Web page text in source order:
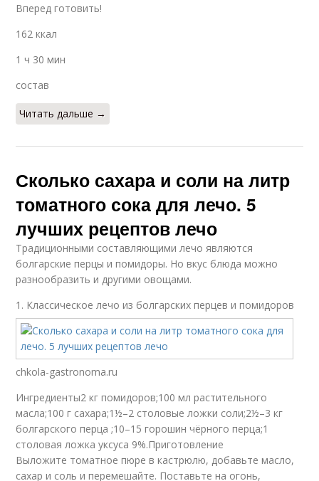
Вперед готовить!
162 ккал
1 ч 30 мин
состав
Читать дальше →
Сколько сахара и соли на литр
томатного сока для лечо. 5
лучших рецептов лечо
Традиционными составляющими лечо являются
болгарские перцы и помидоры. Но вкус блюда можно
разнообразить и другими овощами.
1. Классическое лечо из болгарских перцев и помидоров
chkola-gastronoma.ru
Ингредиенты2 кг помидоров;100 мл растительного
масла;100 г сахара;1½–2 столовые ложки соли;2½–3 кг
болгарского перца ;10–15 горошин чёрного перца;1
столовая ложка уксуса 9%.Приготовление
Выложите томатное пюре в кастрюлю, добавьте масло,
сахар и соль и перемешайте. Поставьте на огонь,